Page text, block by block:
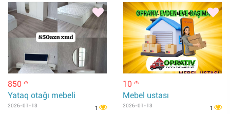
850 m
Yataq otağı mebeli
2026-01-13 1
10 m
Mebel ustası
2026-01-13 1